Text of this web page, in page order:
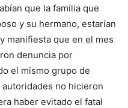
que la familia que
y su hermano, estarían
manifiesta que en el mes
denuncia por
el mismo grupo de
no hicieron
haber evitado el fatal